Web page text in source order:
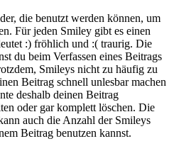
die benutzt werden können, um
Für jeden Smiley gibt es einen
:) fröhlich und :( traurig. Die
du beim Verfassen eines Beitrags
Smileys nicht zu häufig zu
Beitrag schnell unlesbar machen
deshalb deinen Beitrag
oder gar komplett löschen. Die
auch die Anzahl der Smileys
Beitrag benutzen kannst.